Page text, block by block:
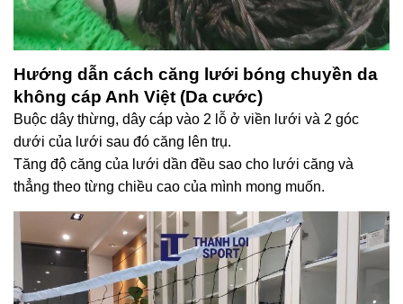
Hướng dẫn cách căng lưới bóng chuyền da
không cáp Anh Việt (Da cước)
Buộc dây thừng, dây cáp vào 2 lỗ ở viền lưới và 2 góc
dưới của lưới sau đó căng lên trụ.
Tăng độ căng của lưới dần đều sao cho lưới căng và
thẳng theo từng chiều cao của mình mong muốn.